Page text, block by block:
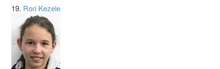
19. Rori Kezele